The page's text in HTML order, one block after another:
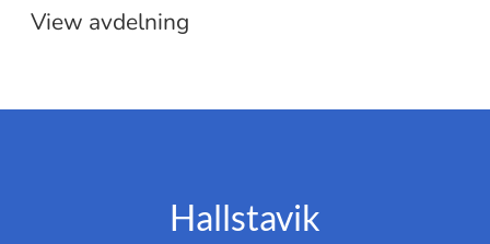
View avdelning
Hallstavik